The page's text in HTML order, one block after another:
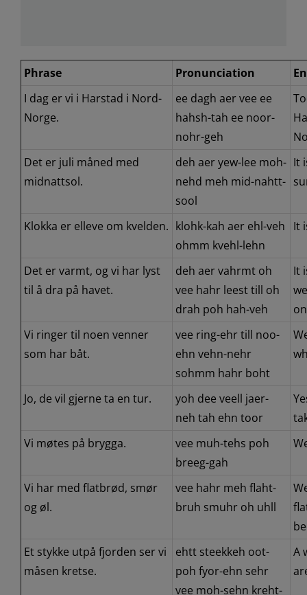
Phrase Pronunciation
I dag er vi i Harstad i Nord-
Norge.
ee dagh aer vee ee
hahsh-tah ee noor-
nohr-geh
Det er juli måned med
midnattsol.
deh aer yew-lee moh-
nehd meh mid-nahtt-
sool
It
Klokka er elleve om kvelden. klohk-kah aer ehl-veh
ohmm kvehl-lehn
It
Det er varmt, og vi har lyst
til å dra på havet.
deh aer vahrmt oh
vee hahr leest till oh
drah poh hah-veh
It
Vi ringer til noen venner
som har båt.
vee ring-ehr till noo-
ehn vehn-nehr
sohmm hahr boht
Jo, de vil gjerne ta en tur.
yoh dee veell jaer-
neh tah ehn toor
Vi møtes på brygga.
vee muh-tehs poh
breeg-gah
Vi har med flatbrød, smør
og øl.
vee hahr meh flaht-
bruh smuhr oh uhll
Et stykke utpå fjorden ser vi
måsen kretse.
ehtt steekkeh oot-
poh fyor-ehn sehr
vee moh-sehn kreht-
A